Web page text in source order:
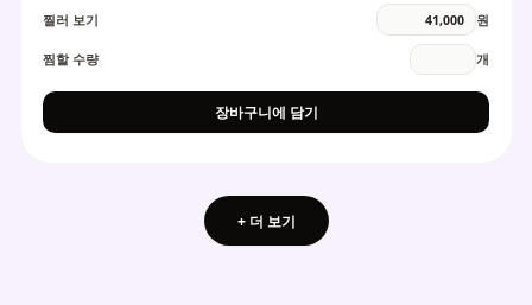
찔러 보기 원
찜할 수량 개
장바구니에 담기
+ 더 보기